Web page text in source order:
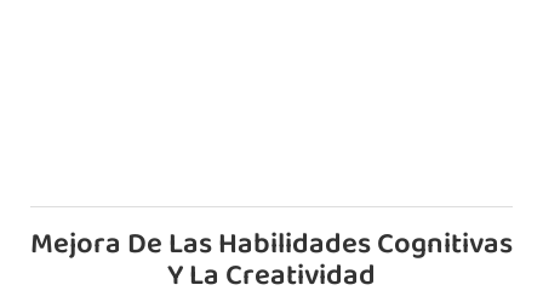
Mejora De Las Habilidades Cognitivas
Y La Creatividad